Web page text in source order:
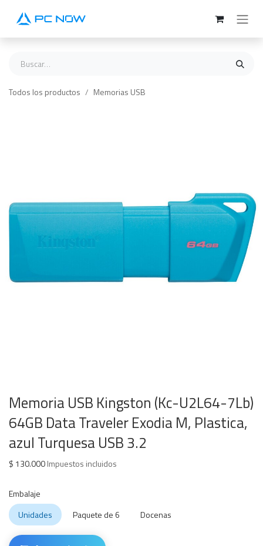
Todos los productos Memorias USB
Memoria USB Kingston (Kc-U2L64-7Lb)
64GB Data Traveler Exodia M, Plastica,
azul Turquesa USB 3.2
$ 130.000Impuestos incluidos
Embalaje
Unidades
Paquete de 6 Docenas